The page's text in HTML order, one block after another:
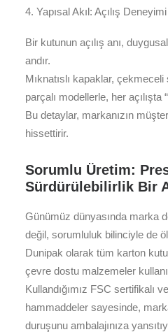
4. Yapısal Akıl: Açılış Deneyimi
Bir kutunun açılış anı,
andır.
Mıknatıslı kapaklar,
parçalı modellerle, her açılışta
Bu detaylar, markanızın
hissettirir.
Sorumlu Üretim:
Sürdürülebilirlik Bir
Günümüz dünyasında marka
değil, sorumluluk bilinciyle de
Dunipak olarak tüm karton
çevre dostu malzemeler
Kullandığımız FSC sertifikalı
hammaddeler sayesinde,
duruşunu ambalajınıza